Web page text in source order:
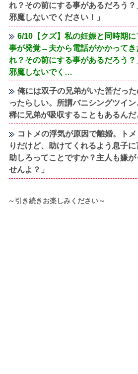
れ？その前にする事があるだろう
邪魔しないでください！」
6/10【クズ】私の妊娠と同時期
事が発覚→夫から電話がかかってき
れ？その前にする事があるだろう
邪魔しないでく…
俺には双子の兄弟がいた筈だっ
ったらしい。所謂バニシングツイン
稀に兄弟が吸収することもあるん
コトメの浮気が原因で離婚。ト
りだけど、助けてくれるよう息子
助しろってことですか？主人も嫌
せんよ？」
～引き続きお楽しみください～